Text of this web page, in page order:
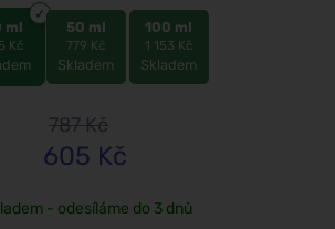
ml
Kč
50 ml
779 Kč
Skladem
100 ml
1 153 Kč
Skladem
787Kč
605 Kč
- odesíláme do 3 dnů